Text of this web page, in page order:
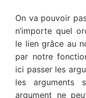
On va pouvoir
n’importe quel
le lien grâce au
par notre
ici passer les
les arguments
argument ne